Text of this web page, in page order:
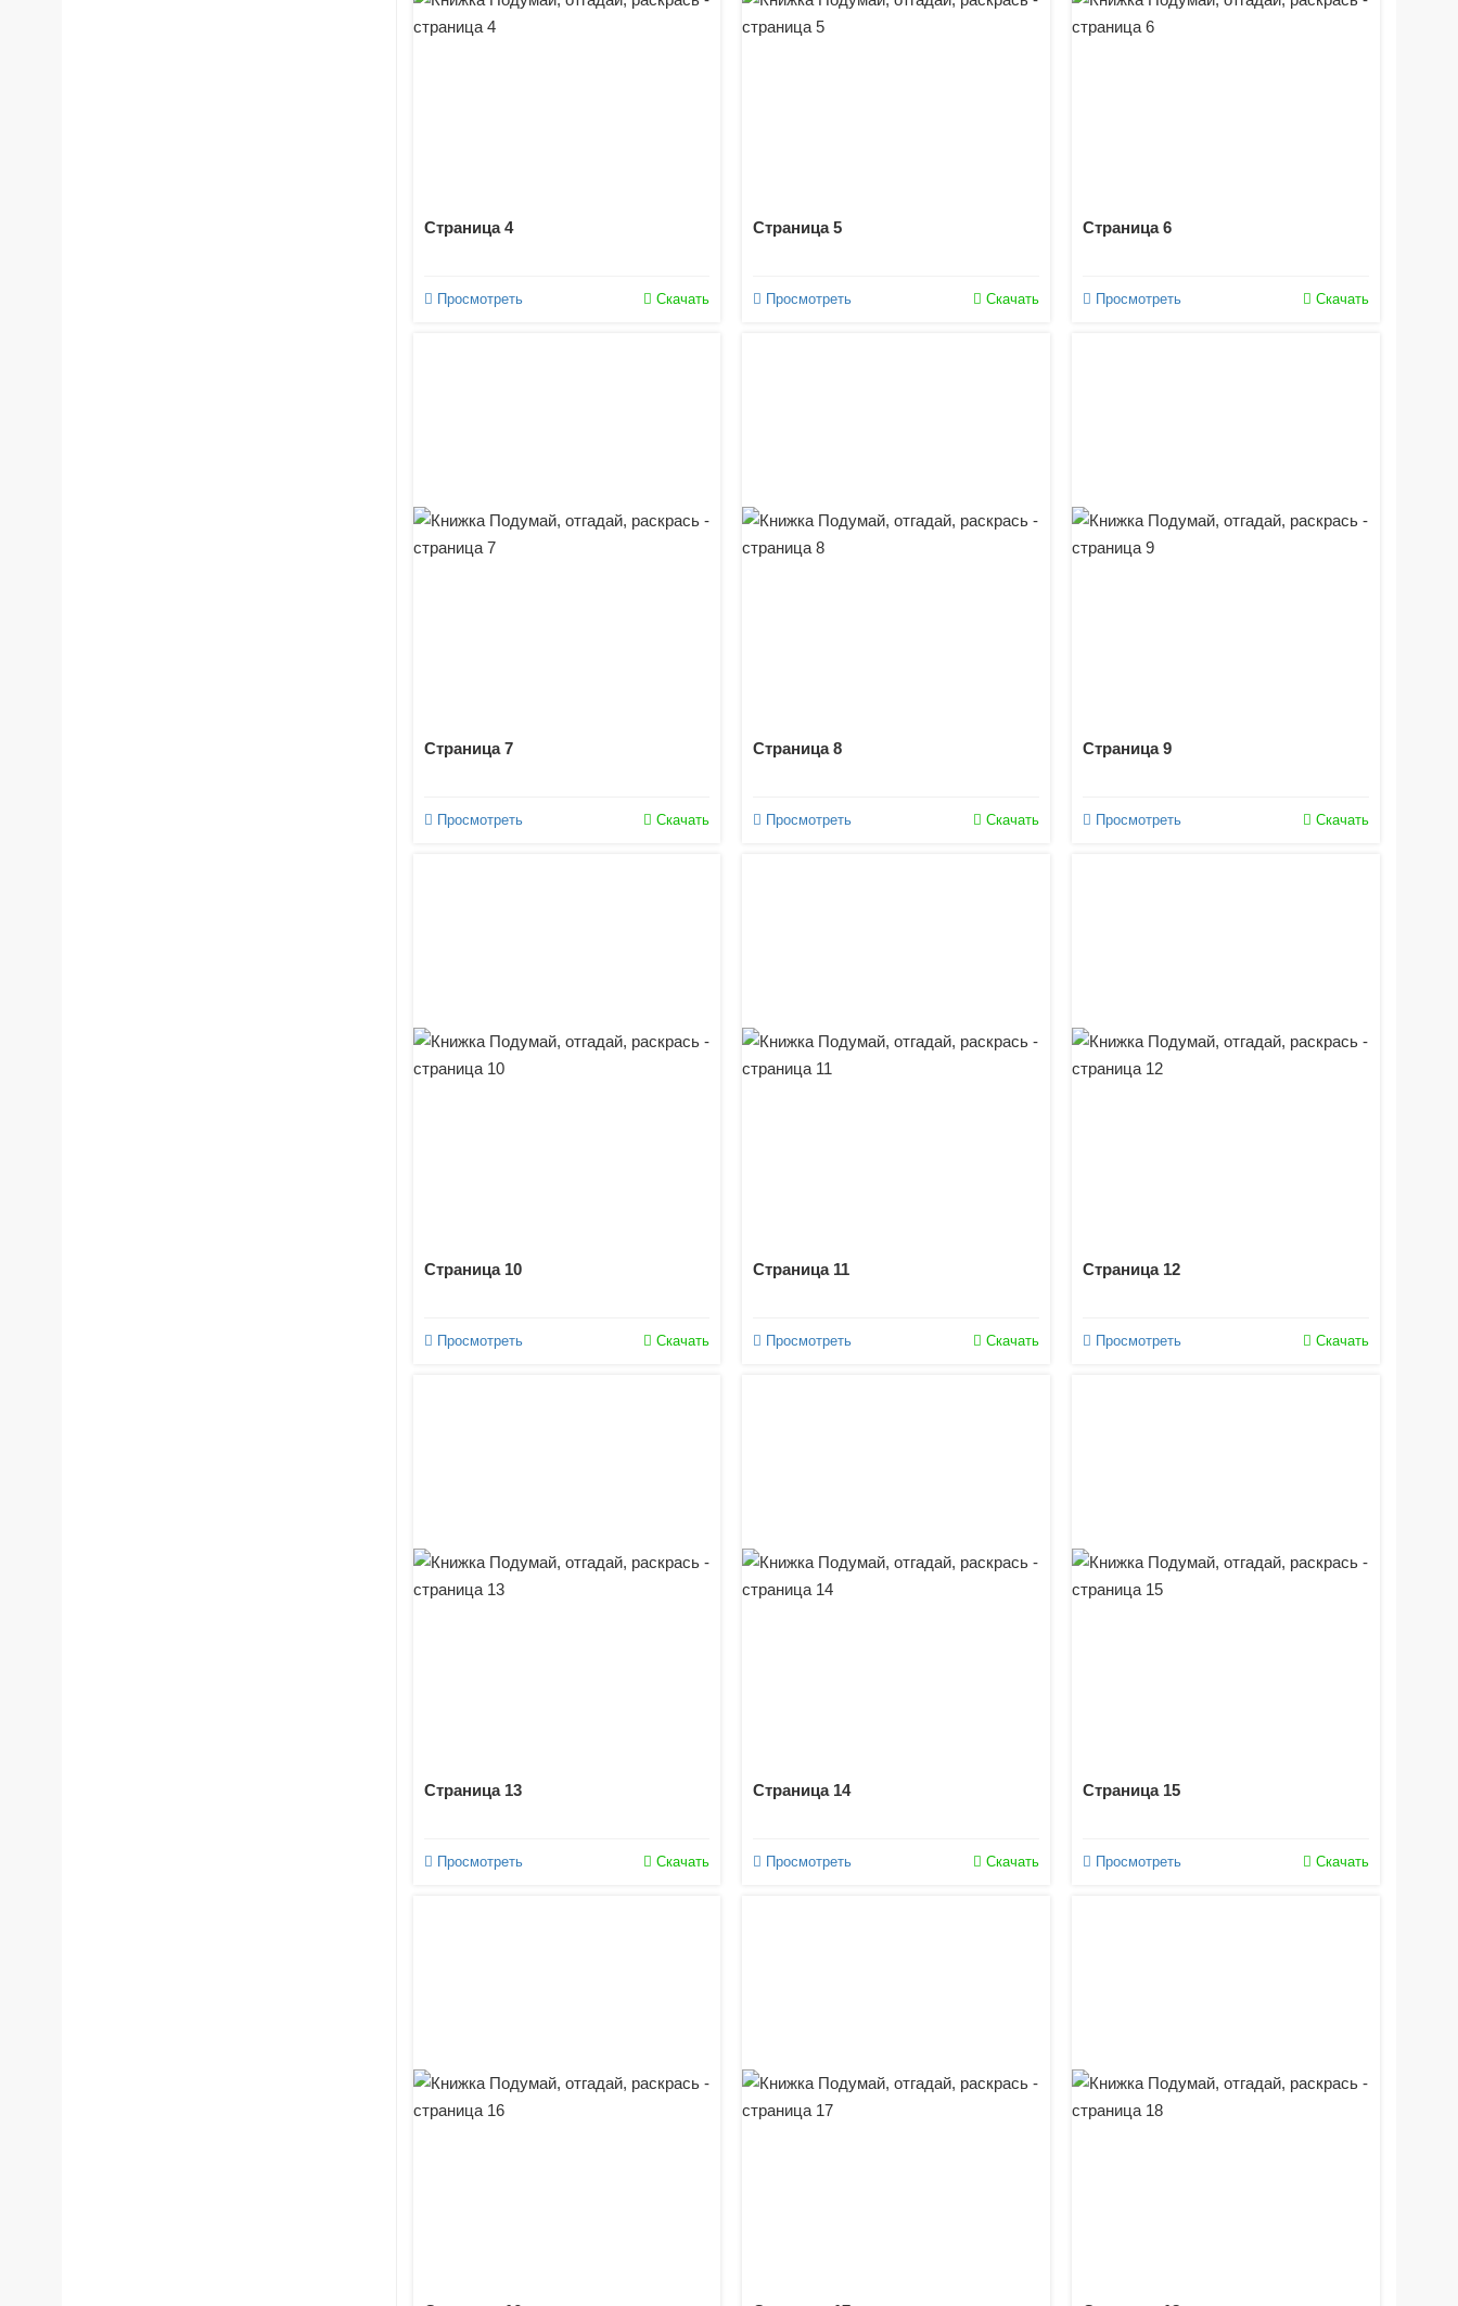
Страница 4
Просмотреть Скачать
Страница 5
Просмотреть Скачать
Страница 6
Просмотреть Скачать
Страница 7
Просмотреть Скачать
Страница 8
Просмотреть Скачать
Страница 9
Просмотреть Скачать
Страница 10
Просмотреть Скачать
Страница 11
Просмотреть Скачать
Страница 12
Просмотреть Скачать
Страница 13
Просмотреть Скачать
Страница 14
Просмотреть Скачать
Страница 15
Просмотреть Скачать